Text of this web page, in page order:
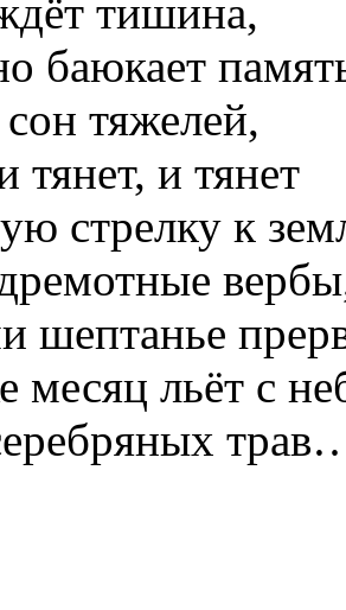
тишина,
баюкает
тяжелей,
тянет, и тянет
стрелку к
шептанье
месяц льёт с